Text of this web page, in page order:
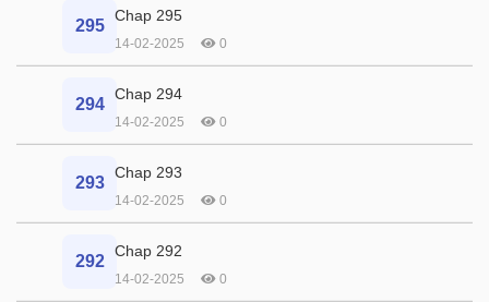
295
Chap 295
14-02-2025 0
294
Chap 294
14-02-2025 0
293
Chap 293
14-02-2025 0
292
Chap 292
14-02-2025 0